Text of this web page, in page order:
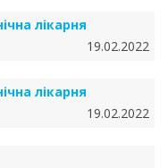
лікарня
19.02.2022
лікарня
19.02.2022